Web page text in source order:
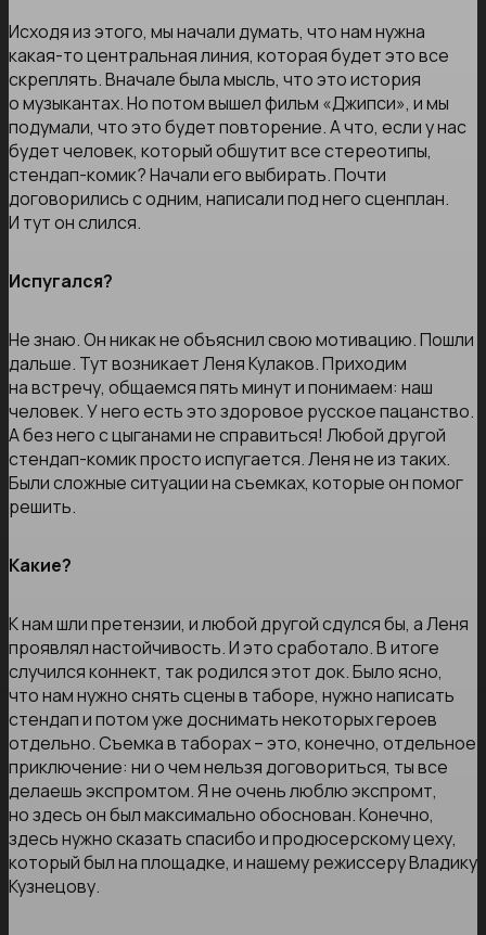
Исходя из этого, мы начали думать, что нам нужна
какая-то центральная линия, которая будет это все
скреплять. Вначале была мысль, что это история
о музыкантах. Но потом вышел фильм «Джипси», и мы
подумали, что это будет повторение. А что, если у нас
будет человек, который обшутит все стереотипы,
стендап-комик? Начали его выбирать. Почти
договорились с одним, написали под него сценплан.
И тут он слился.
Испугался?
Не знаю. Он никак не объяснил свою мотивацию. Пошли
дальше. Тут возникает Леня Кулаков. Приходим
на встречу, общаемся пять минут и понимаем: наш
человек. У него есть это здоровое русское пацанство.
А без него с цыганами не справиться! Любой другой
стендап-комик просто испугается. Леня не из таких.
Были сложные ситуации на съемках, которые он помог
решить.
Какие?
К нам шли претензии, и любой другой сдулся бы, а Леня
проявлял настойчивость. И это сработало. В итоге
случился коннект, так родился этот док. Было ясно,
что нам нужно снять сцены в таборе, нужно написать
стендап и потом уже доснимать некоторых героев
отдельно. Съемка в таборах – это, конечно, отдельное
приключение: ни о чем нельзя договориться, ты все
делаешь экспромтом. Я не очень люблю экспромт,
но здесь он был максимально обоснован. Конечно,
здесь нужно сказать спасибо и продюсерскому цеху,
который был на площадке, и нашему режиссеру Владику
Кузнецову.